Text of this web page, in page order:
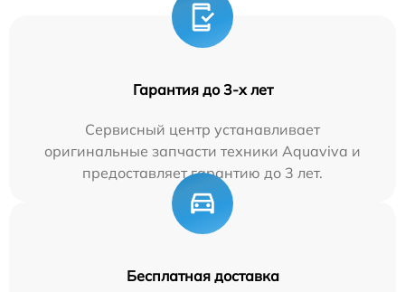
Гарантия до 3-х лет
Сервисный центр устанавливает
оригинальные запчасти техники Aquaviva и
предоставляет гарантию до 3 лет.
Бесплатная доставка